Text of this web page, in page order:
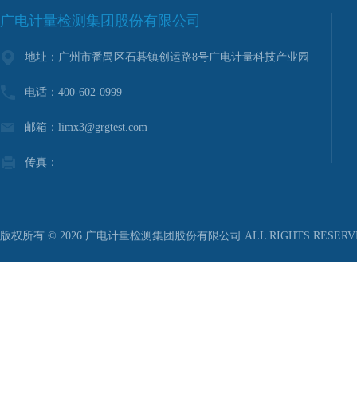
广电计量检测集团股份有限公司
地址：广州市番禺区石碁镇创运路8号广电计量科技产业园
电话：400-602-0999
邮箱：limx3@grgtest.com
传真：
版权所有 © 2026 广电计量检测集团股份有限公司 ALL RIGHTS